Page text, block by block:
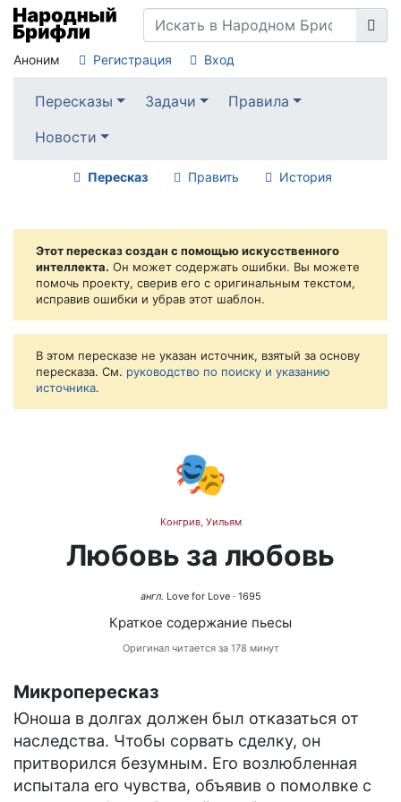
Аноним Регистрация Вход
Пересказы Задачи
Правила
Новости
Пересказ Править История
Этот пересказ создан с помощью искусственного
интеллекта. Он может содержать ошибки. Вы можете
помочь проекту, сверив его с оригинальным текстом,
исправив ошибки и убрав этот шаблон.
В этом пересказе не указан источник, взятый за основу
пересказа. См. руководство по поиску и указанию
источника.
🎭
Конгрив, Уильям
Любовь за любовь
англ. Love for Love· 1695
Краткое содержание пьесы
Оригинал читается за 178 минут
Микропересказ
Юноша в долгах должен был отказаться от
наследства. Чтобы сорвать сделку, он
притворился безумным. Его возлюбленная
испытала его чувства, объявив о помолвке с